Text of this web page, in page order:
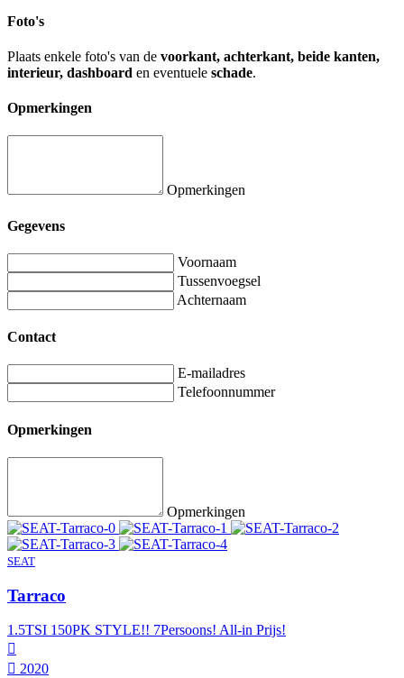
Foto's
Plaats enkele foto's van de voorkant, achterkant, beide kanten,
interieur, dashboard en eventuele schade.
Opmerkingen
Opmerkingen
Gegevens
Voornaam
Tussenvoegsel
Achternaam
Contact
E-mailadres
Telefoonnummer
Opmerkingen
Opmerkingen
SEAT
Tarraco
1.5TSI 150PK STYLE!! 7Persoons! All-in Prijs!
2020